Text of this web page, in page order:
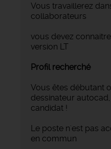
Vous travaillerez
collaborateurs
vous devez
version LT
Profil recherché
Vous êtes débutant
dessinateur
candidat !
Le poste n'est pas
en commun